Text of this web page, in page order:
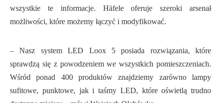
wszystkie te informacje. Häfele oferuje szeroki arsenał
możliwości, które możemy łączyć i modyfikować.
– Nasz system LED Loox 5 posiada rozwiązania, które
sprawdzą się z powodzeniem we wszystkich pomieszczeniach.
Wśród ponad 400 produktów znajdziemy zarówno lampy
sufitowe, punktowe, jak i taśmy LED, które oświetlą trudno